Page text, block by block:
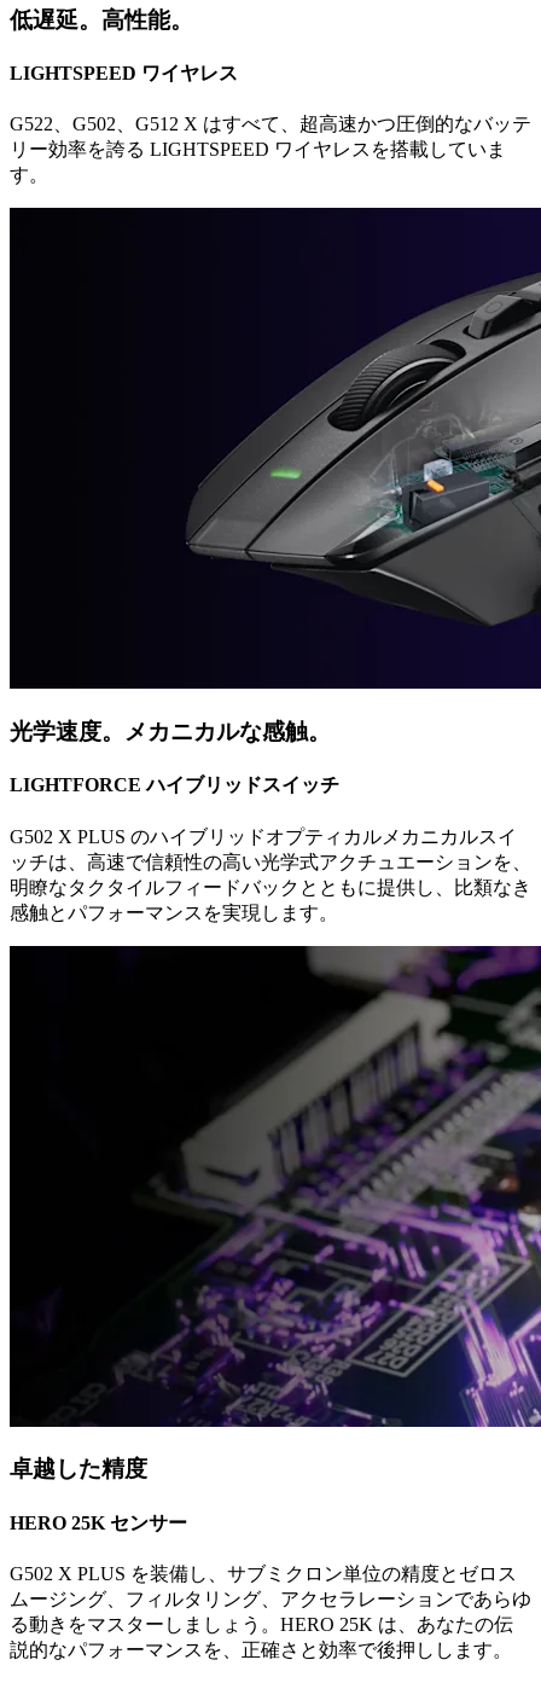
低遅延。高性能。
LIGHTSPEED ワイヤレス
G522、G502、G512 X はすべて、超高速かつ圧倒的なバッテ
リー効率を誇る LIGHTSPEED ワイヤレスを搭載していま
す。
光学速度。メカニカルな感触。
LIGHTFORCE ハイブリッドスイッチ
G502 X PLUS のハイブリッドオプティカルメカニカルスイ
ッチは、高速で信頼性の高い光学式アクチュエーションを、
明瞭なタクタイルフィードバックとともに提供し、比類なき
感触とパフォーマンスを実現します。
卓越した精度
HERO 25K センサー
G502 X PLUS を装備し、サブミクロン単位の精度とゼロス
ムージング、フィルタリング、アクセラレーションであらゆ
る動きをマスターしましょう。HERO 25K は、あなたの伝
説的なパフォーマンスを、正確さと効率で後押しします。